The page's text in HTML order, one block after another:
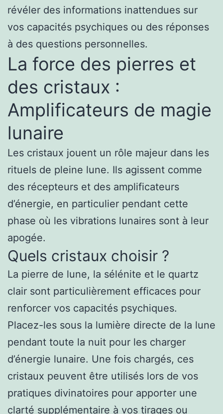
révéler des informations inattendues sur
vos capacités psychiques ou des réponses
à des questions personnelles.
La force des pierres et
des cristaux :
Amplificateurs de magie
lunaire
Les cristaux jouent un rôle majeur dans les
rituels de pleine lune. Ils agissent comme
des récepteurs et des amplificateurs
d’énergie, en particulier pendant cette
phase où les vibrations lunaires sont à leur
apogée.
Quels cristaux choisir ?
La pierre de lune, la sélénite et le quartz
clair sont particulièrement efficaces pour
renforcer vos capacités psychiques.
Placez-les sous la lumière directe de la lune
pendant toute la nuit pour les charger
d’énergie lunaire. Une fois chargés, ces
cristaux peuvent être utilisés lors de vos
pratiques divinatoires pour apporter une
clarté supplémentaire à vos tirages ou